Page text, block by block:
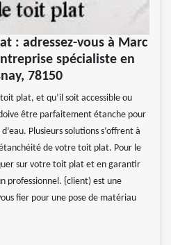
: adressez-vous à Marc
spécialiste en
78150
plat, et qu’il soit accessible ou
être parfaitement étanche pour
Plusieurs solutions s’offrent à
de votre toit plat. Pour le
sur votre toit plat et en garantir
professionnel. {client) est une
fier pour une pose de matériau